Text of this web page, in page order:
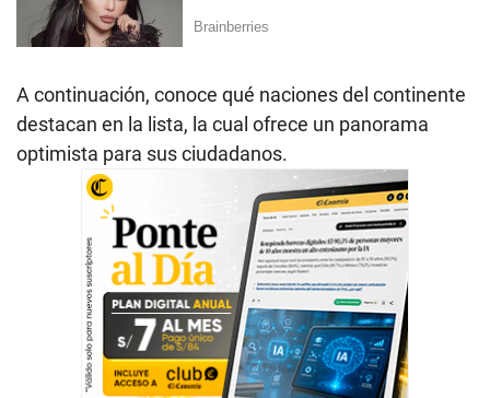
A continuación, conoce qué naciones del continente
destacan en la lista, la cual ofrece un panorama
optimista para sus ciudadanos.